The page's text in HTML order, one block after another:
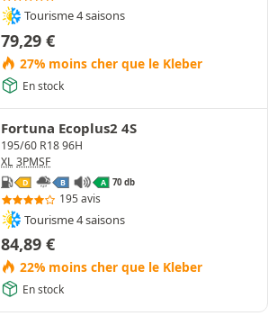
Tourisme 4 saisons
79,29 €
27% moins cher que le Kleber
En stock
Fortuna Ecoplus2 4S
195/60 R18 96H
XL 3PMSF
D B A 70 db
195 avis
Tourisme 4 saisons
84,89 €
22% moins cher que le Kleber
En stock